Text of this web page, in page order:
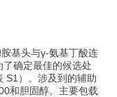
基头与γ-氨基丁酸连
确定最佳的候选处
S1）。涉及到的辅助
和胆固醇。主要包载